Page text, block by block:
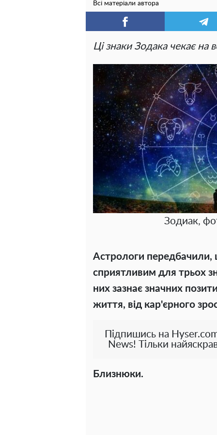
Всі матеріали автора
Ці знаки Зодака чекає на
Зодиак,
Астрологи передбачили,
сприятливим для трьох
них зазнає значних
життя, від кар'єрного
Підпишись на
News! Тільки
Близнюки.